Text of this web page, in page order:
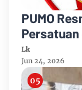
PUMO
Persatuan
Lk
Jun 24, 2026